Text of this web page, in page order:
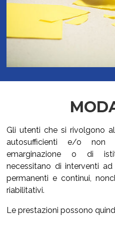
Gli utenti che si rivolgono
autosufficienti e/o
emarginazione o di
necessitano di interventi
permanenti e continui,
riabilitativi.
Le prestazioni possono